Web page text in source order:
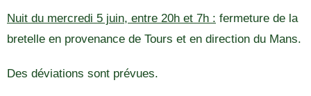
Nuit du mercredi 5 juin, entre 20h et 7h : fermeture de la
bretelle en provenance de Tours et en direction du Mans.
Des déviations sont prévues.